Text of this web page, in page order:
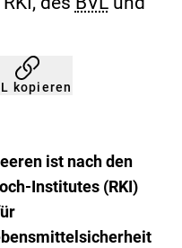
kopieren
ist nach den
Institutes (RKI)